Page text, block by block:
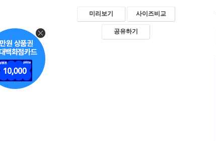
미리보기 사이즈비교
공유하기